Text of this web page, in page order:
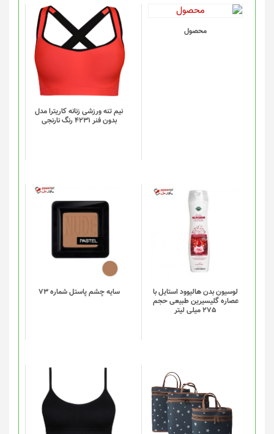
محصول
شوند
محصول
نیم تنه ورزشی زنانه کاریترا مدل
بدون فنر 4231 رنگ نارنجی
این
محصول
دارای
مختلفی
باشد.
گزینه
ها
محصول
انتخاب
شوند
لوسیون بدن هالیوود استایل با
عصاره گلیسیرین طبیعی حجم
275 میلی لیتر
سایه چشم پاستل شماره 73
این
محصول
دارای
انواع
محصول
دارای